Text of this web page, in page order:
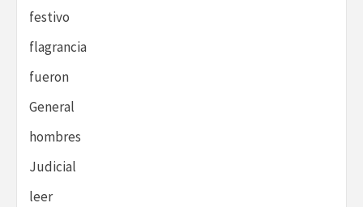
festivo
flagrancia
fueron
General
hombres
Judicial
leer